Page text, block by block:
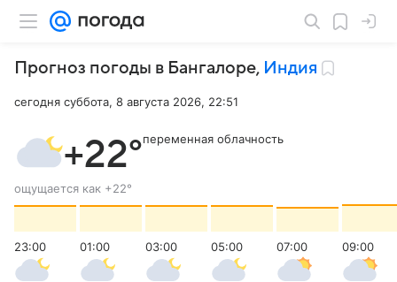
Прогноз погоды в Бангалоре, Индия
сегодня суббота, 8 августа 2026, 22:51
+22°
ощущается как +22°
переменная облачность
23:00 01:00 03:00 05:00 07:00 09:00